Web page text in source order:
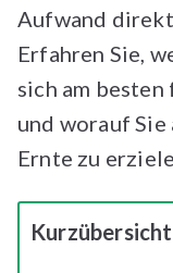
Aufwand
Erfahren Sie,
sich am
und worauf
Ernte zu
Kurzübersicht